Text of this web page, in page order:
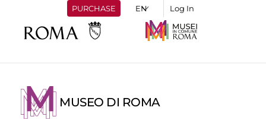
PURCHASE Log In
MUSEO DI ROMA